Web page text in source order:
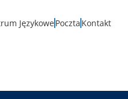
JęzykowePoczta Kontakt